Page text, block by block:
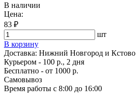
В наличии
Цена:
83 ₽
шт
В корзину
Доставка: Нижний Новгород и Кстово
Курьером - 100 р., 2 дня
Бесплатно - от 1000 р.
Самовывоз
Время работы с 8:00 до 16:00